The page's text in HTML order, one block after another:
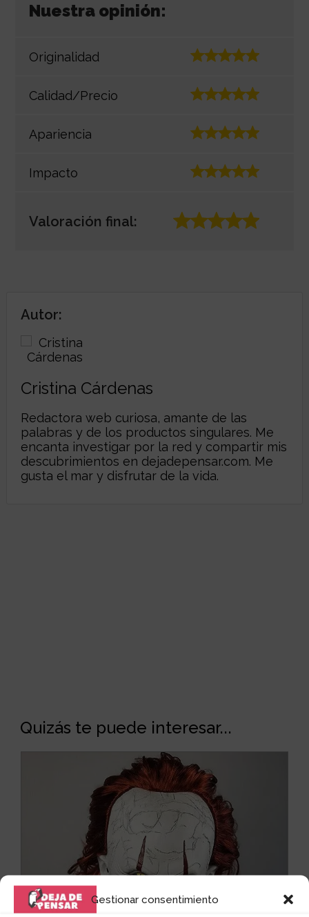
Gestionar consentimiento
Nuestra opinión:
Originalidad
Calidad/Precio
Apariencia
Impacto
Valoración final:
Autor:
Cristina Cárdenas
Redactora web curiosa, amante de las
palabras y de los productos singulares. Me
encanta investigar por la red y compartir mis
descubrimientos en dejadepensar.com. Me
gusta el mar y disfrutar de la vida.
Quizás te puede interesar...